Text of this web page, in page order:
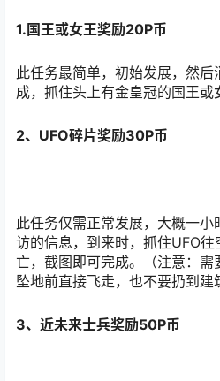
1.国王或女王奖励20P币
此任务最简单，初始发展，然
成，抓住头上有金皇冠的国王或
2、UFO碎片奖励30P币
此任务仅需正常发展，大概一
访的信息，到来时，抓住UFO
亡，截图即可完成。（注意：
坠地前直接飞走，也不要扔到建
3、近未来士兵奖励50P币